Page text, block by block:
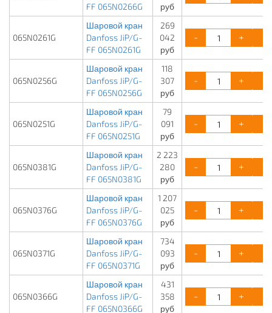
FF 065N0266G
руб
065N0261G
Шаровой кран
Danfoss JiP/G-
FF 065N0261G
269
042
руб
- +
065N0256G
Шаровой кран
Danfoss JiP/G-
FF 065N0256G
118
307
руб
- +
065N0251G
Шаровой кран
Danfoss JiP/G-
FF 065N0251G
79
091
руб
- +
065N0381G
Шаровой кран
Danfoss JiP/G-
FF 065N0381G
2 223
280
руб
- +
065N0376G
Шаровой кран
Danfoss JiP/G-
FF 065N0376G
1 207
025
руб
- +
065N0371G
Шаровой кран
Danfoss JiP/G-
FF 065N0371G
734
093
руб
- +
065N0366G
Шаровой кран
Danfoss JiP/G-
FF 065N0366G
431
358
руб
- +